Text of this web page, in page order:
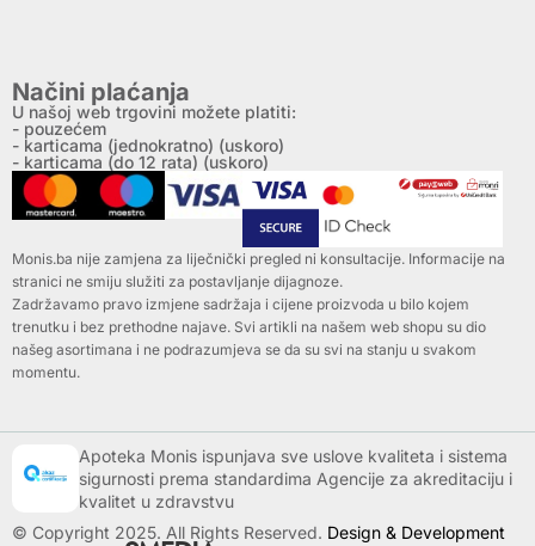
Načini plaćanja
U našoj web trgovini možete platiti:
- pouzećem
- karticama (jednokratno) (uskoro)
- karticama (do 12 rata) (uskoro)
Monis.ba nije zamjena za liječnički pregled ni konsultacije. Informacije na
stranici ne smiju služiti za postavljanje dijagnoze.
Zadržavamo pravo izmjene sadržaja i cijene proizvoda u bilo kojem
trenutku i bez prethodne najave. Svi artikli na našem web shopu su dio
našeg asortimana i ne podrazumjeva se da su svi na stanju u svakom
momentu.
Apoteka Monis ispunjava sve uslove kvaliteta i sistema
sigurnosti prema standardima Agencije za akreditaciju i
kvalitet u zdravstvu
© Copyright 2025. All Rights Reserved. Design & Development